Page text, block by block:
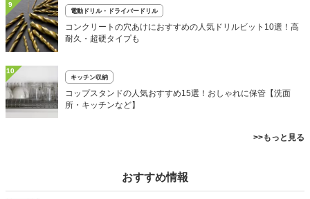
9
電動ドリル・ドライバードリル
コンクリートの穴あけにおすすめの人気ドリルビット10選！高
耐久・超硬タイプも
10
キッチン収納
コップスタンドの人気おすすめ15選！おしゃれに保管【洗面
所・キッチンなど】
>>もっと見る
おすすめ情報